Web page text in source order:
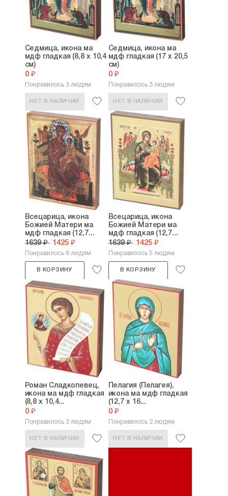
Седмица, икона ма
мдф гладкая (8,8 х 10,4
см)
0 ₽
Понравилось 3 людям
НЕТ В НАЛИЧИИ
Седмица, икона ма
мдф гладкая (17 х 20,5
см)
0 ₽
Понравилось 3 людям
НЕТ В НАЛИЧИИ
Всецарица, икона
Божией Матери ма
мдф гладкая (12,7...
1639 ₽ 1425 ₽
Понравилось 6 людям
В КОРЗИНУ
Всецарица, икона
Божией Матери ма
мдф гладкая (12,7...
1639 ₽ 1425 ₽
Понравилось 5 людям
В КОРЗИНУ
Роман Сладкопевец,
икона ма мдф гладкая
(8,8 х 10,4...
0 ₽
Понравилось 3 людям
НЕТ В НАЛИЧИИ
Пелагия (Пелагея),
икона ма мдф гладкая
(12,7 х 16...
0 ₽
Понравилось 2 людям
НЕТ В НАЛИЧИИ